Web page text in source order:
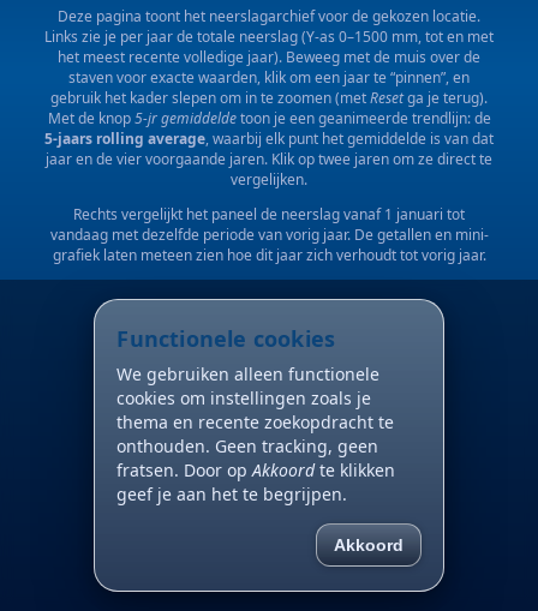
1940 1983 2025 Dit jaar: 472,1
mm · Vorig
jaar:430,3mm
Verschil:+41,8 mm
Deze pagina toont het neerslagarchief voor de gekozen locatie.
Links zie je per jaar de totale neerslag (Y-as 0–1500 mm, tot en met
het meest recente volledige jaar). Beweeg met de muis over de
staven voor exacte waarden, klik om een jaar te “pinnen”, en
gebruik het kader slepen om in te zoomen (metResetga je terug).
Met de knop5-jr gemiddeldetoon je een geanimeerde trendlijn: de
5-jaars rolling average, waarbij elk punt het gemiddelde is van dat
jaar en de vier voorgaande jaren. Klik op twee jaren om ze direct te
vergelijken.
Rechts vergelijkt het paneel de neerslag vanaf 1 januari tot
vandaag met dezelfde periode van vorig jaar. De getallen en mini-
grafiek laten meteen zien hoe dit jaar zich verhoudt tot vorig jaar.
Functionele cookies
We gebruiken alleen functionele
cookies om instellingen zoals je
thema en recente zoekopdracht te
onthouden. Geen tracking, geen
fratsen. Door opAkkoordte klikken
geef je aan het te begrijpen.
Akkoord